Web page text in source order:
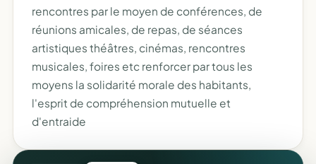
rencontres par le moyen de conférences, de
réunions amicales, de repas, de séances
artistiques théâtres, cinémas, rencontres
musicales, foires etc renforcer par tous les
moyens la solidarité morale des habitants,
l'esprit de compréhension mutuelle et
d'entraide